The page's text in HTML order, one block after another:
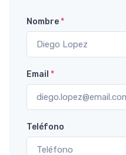
Nombre*
Email *
Teléfono